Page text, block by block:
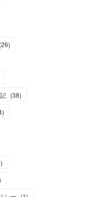
(26)
(38)
)
)